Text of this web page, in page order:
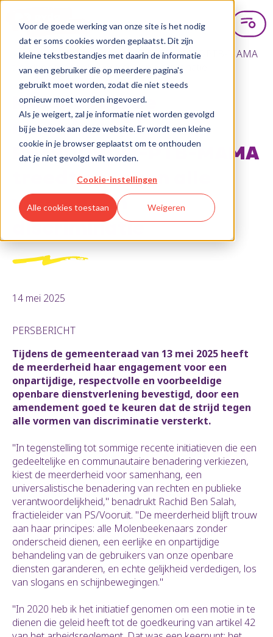
Voor de goede werking van onze site is het nodig
dat er soms cookies worden geplaatst. Dit zijn
kleine tekstbestandjes met daarin de informatie
van een gebruiker die op meerdere pagina's
gebruikt moet worden, zodat die niet steeds
opnieuw moet worden ingevoerd.
Als je weigert, zal je informatie niet worden gevolgd
bij je bezoek aan deze website. Er wordt een kleine
cookie in je browser geplaatst om te onthouden
dat je niet gevolgd wilt worden.
Cookie-instellingen
Alle cookies toestaan Weigeren
Molenbeek: de
meerderheid
PS/VOORUIT-PTB-MAMA
treedt op tegen alle
vormen van
14 mei 2025
PERSBERICHT
Tijdens de gemeenteraad van 13 mei 2025 heeft
de meerderheid haar engagement voor een
onpartijdige, respectvolle en voorbeeldige
openbare dienstverlening bevestigd, door een
amendement goed te keuren dat de strijd tegen
alle vormen van discriminatie versterkt.
"In tegenstelling tot sommige recente initiatieven die een
gedeeltelijke en communautaire benadering verkiezen,
kiest de meerderheid voor samenhang, een
universalistische benadering van rechten en publieke
verantwoordelijkheid," benadrukt Rachid Ben Salah,
fractieleider van PS/Vooruit. "De meerderheid blijft trouw
aan haar principes: alle Molenbeekenaars zonder
onderscheid dienen, een eerlijke en onpartijdige
behandeling van de gebruikers van onze openbare
diensten garanderen, en echte gelijkheid verdedigen, los
van slogans en schijnbewegingen."
"In 2020 heb ik het initiatief genomen om een motie in te
dienen die geleid heeft tot de goedkeuring van artikel 42